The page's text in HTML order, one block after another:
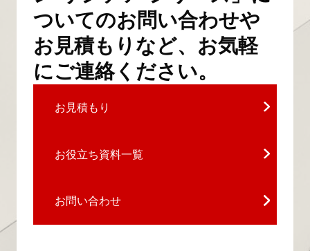
ついてのお問い合わせや
お見積もりなど、お気軽
にご連絡ください。
お見積もり
お役立ち資料一覧
お問い合わせ